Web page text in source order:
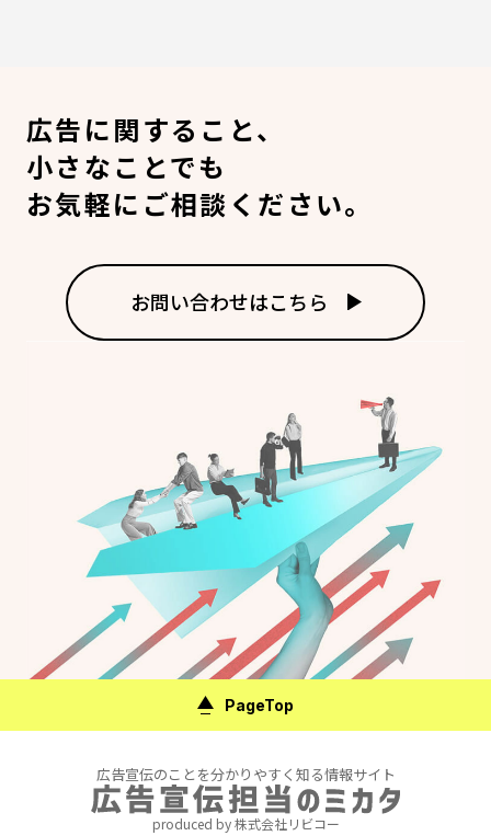
広告に関すること、
小さなことでも
お気軽にご相談ください。
お問い合わせはこちら
PageTop
広告宣伝のことを分かりやすく知る情報サイト
produced by 株式会社リビコー